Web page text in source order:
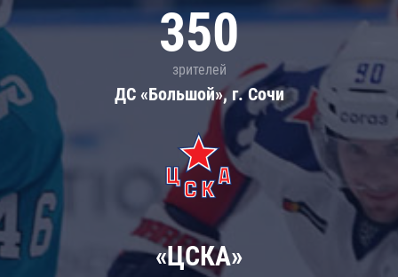
350
зрителей
ДС «Большой», г. Сочи
«ЦСКА»